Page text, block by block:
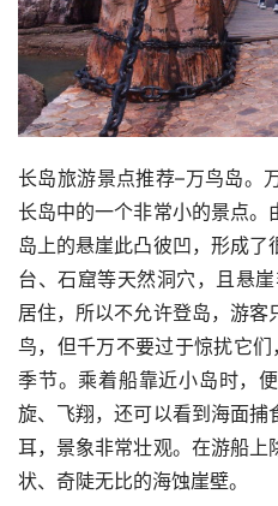
长岛旅游景点推荐–万鸟岛。
长岛中的一个非常小的景点。
岛上的悬崖此凸彼凹，形成
台、石窟等天然洞穴，且悬
居住，所以不允许登岛，游
鸟，但千万不要过于惊扰它
季节。乘着船靠近小岛时，
旋、飞翔，还可以看到海面
耳，景象非常壮观。在游船
状、奇陡无比的海蚀崖壁。